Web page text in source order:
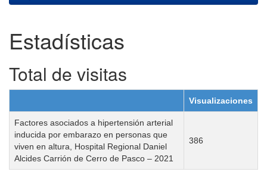
Estadísticas
Total de visitas
Visualizaciones
Factores asociados a hipertensión arterial
inducida por embarazo en personas que
viven en altura, Hospital Regional Daniel
Alcides Carrión de Cerro de Pasco – 2021
386